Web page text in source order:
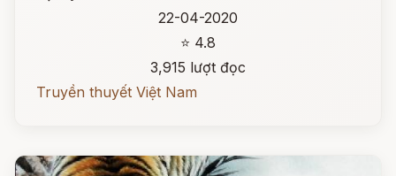
22-04-2020
⭐ 4.8
3,915 lượt đọc
Truyền thuyết Việt Nam